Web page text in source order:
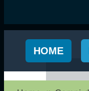
HOME